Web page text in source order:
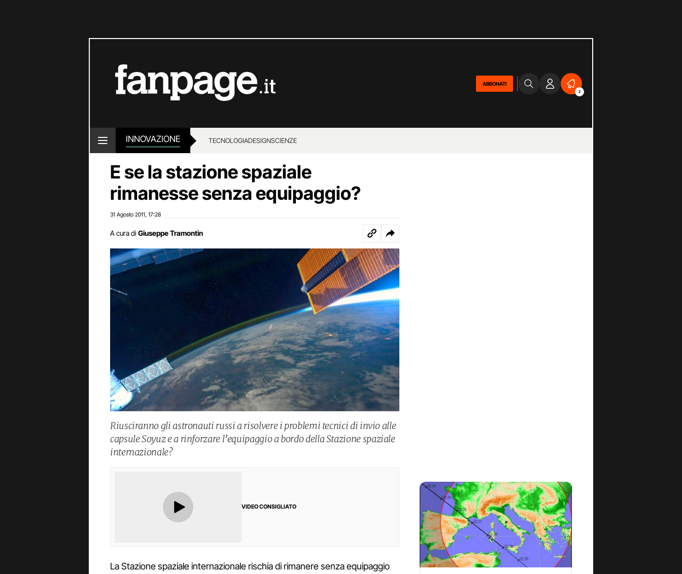
ABBONATI
2
INNOVAZIONE TECNOLOGIADESIGNSCIENZE
E se la stazione spaziale
rimanesse senza equipaggio?
31 Agosto 2011 17:28
A cura di Giuseppe Tramontin
Riusciranno gli astronauti russi a risolvere i problemi tecnici di invio alle
capsule Soyuz e a rinforzare l’equipaggio a bordo della Stazione spaziale
internazionale?
VIDEO CONSIGLIATO
La Stazione spaziale internazionale rischia di rimanere senza equipaggio